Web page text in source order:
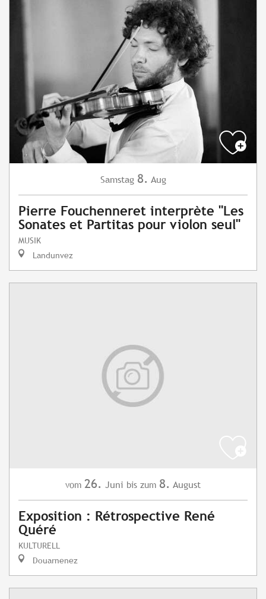
Samstag 8. Aug
Pierre Fouchenneret interprète "Les
Sonates et Partitas pour violon seul"
MUSIK
Landunvez
vom 26. Juni bis zum 8. August
Exposition : Rétrospective René
Quéré
KULTURELL
Douarnenez